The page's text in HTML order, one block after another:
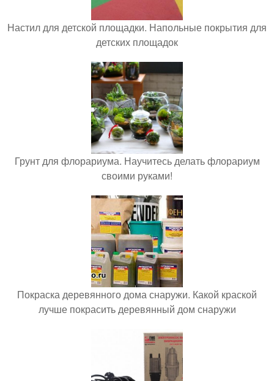
Настил для детской площадки. Напольные покрытия для
детских площадок
Грунт для флорариума. Научитесь делать флорариум
своими руками!
Покраска деревянного дома снаружи. Какой краской
лучше покрасить деревянный дом снаружи